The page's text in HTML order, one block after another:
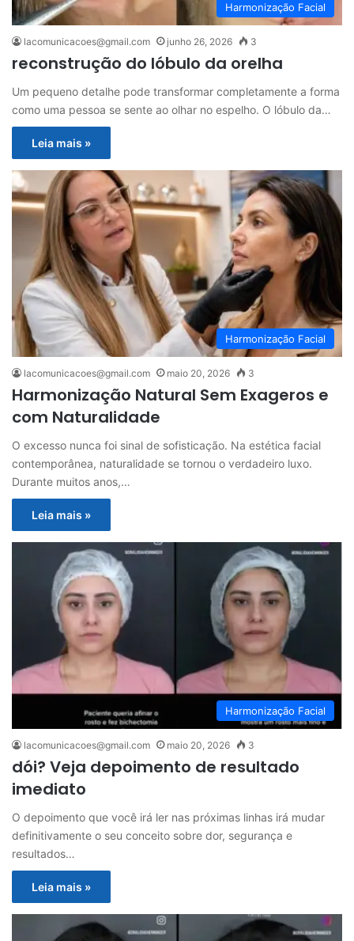
Harmonização Facial
lacomunicacoes@gmail.com junho 26, 2026 3
reconstrução do lóbulo da orelha
Um pequeno detalhe pode transformar completamente a forma
como uma pessoa se sente ao olhar no espelho. O lóbulo da…
Leia mais »
Harmonização Facial
lacomunicacoes@gmail.com maio 20, 2026 3
Harmonização Natural Sem Exageros e
com Naturalidade
O excesso nunca foi sinal de sofisticação. Na estética facial
contemporânea, naturalidade se tornou o verdadeiro luxo.
Durante muitos anos,…
Leia mais »
Harmonização Facial
lacomunicacoes@gmail.com maio 20, 2026 3
dói? Veja depoimento de resultado
imediato
O depoimento que você irá ler nas próximas linhas irá mudar
definitivamente o seu conceito sobre dor, segurança e
resultados…
Leia mais »